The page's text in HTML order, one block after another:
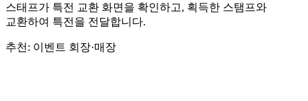
스태프가 특전 교환 화면을 확인하고, 획득한 스탬프와
교환하여 특전을 전달합니다.
추천: 이벤트 회장·매장